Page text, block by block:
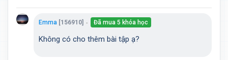
Emma [156910] ● Đã mua 5 khóa học
Không có cho thêm bài tập ạ?